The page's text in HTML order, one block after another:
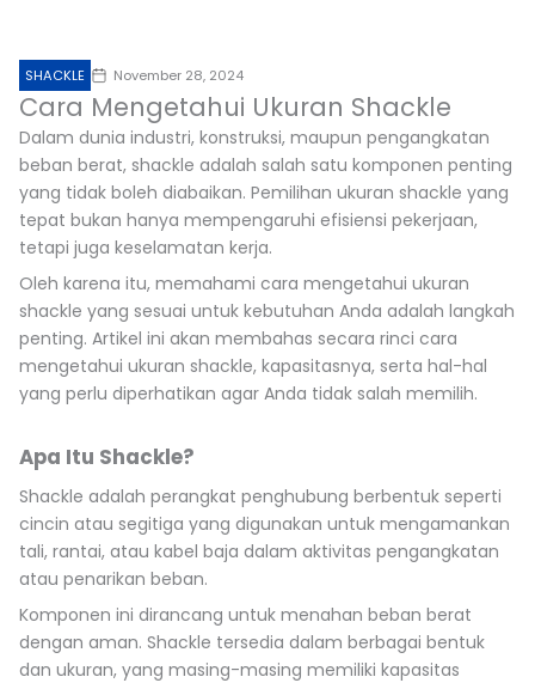
SHACKLE November 28, 2024
Cara Mengetahui Ukuran Shackle
Dalam dunia industri, konstruksi, maupun pengangkatan
beban berat, shackle adalah salah satu komponen penting
yang tidak boleh diabaikan. Pemilihan ukuran shackle yang
tepat bukan hanya mempengaruhi efisiensi pekerjaan,
tetapi juga keselamatan kerja.
Oleh karena itu, memahami cara mengetahui ukuran
shackle yang sesuai untuk kebutuhan Anda adalah langkah
penting. Artikel ini akan membahas secara rinci cara
mengetahui ukuran shackle, kapasitasnya, serta hal-hal
yang perlu diperhatikan agar Anda tidak salah memilih.
Apa Itu Shackle?
Shackle adalah perangkat penghubung berbentuk seperti
cincin atau segitiga yang digunakan untuk mengamankan
tali, rantai, atau kabel baja dalam aktivitas pengangkatan
atau penarikan beban.
Komponen ini dirancang untuk menahan beban berat
dengan aman. Shackle tersedia dalam berbagai bentuk
dan ukuran, yang masing-masing memiliki kapasitas